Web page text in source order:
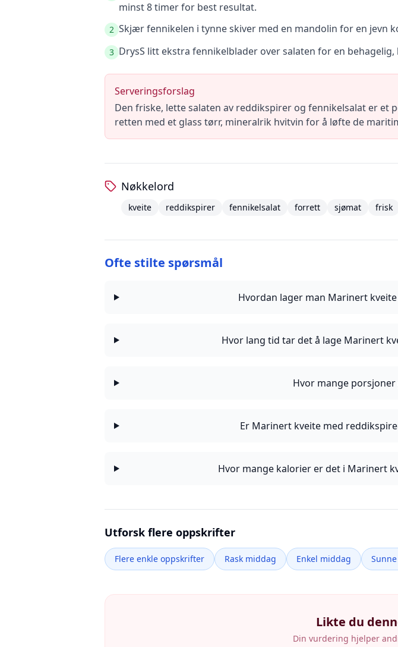
minst 8 timer for best resultat.
2 Skjær fennikelen i tynne skiver med en mandolin for en jevn
3 DrysS litt ekstra fennikelblader over salaten for en
Serveringsforslag
Den friske, lette salaten av reddikspirer og fennikelsalat er
retten med et glass tørr, mineralrik hvitvin for å løfte de
Nøkkelord
kveite reddikspirer fennikelsalat forrett sjømat frisk
Ofte stilte spørsmål
Hvordan lager man Marinert
Hvor lang tid tar det å lage Marinert
Hvor mange
Er Marinert kveite med
Hvor mange kalorier er det i Marinert
Utforsk flere oppskrifter
Flere enkle oppskrifter Rask middag Enkel middag
Likte du
Din vurdering hjelper